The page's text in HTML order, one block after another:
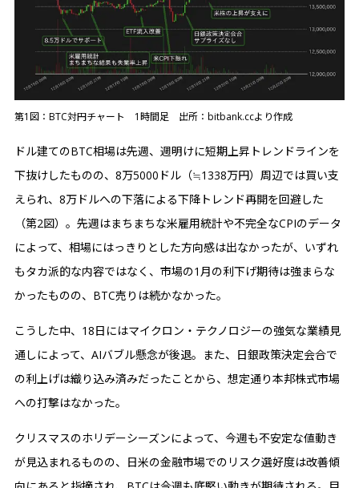
第1図：BTC対円チャート 1時間足 出所：bitbank.ccより作成
ドル建てのBTC相場は先週、週明けに短期上昇トレンドラインを
下抜けしたものの、8万5000ドル（≒1338万円）周辺では買い支
えられ、8万ドルへの下落による下降トレンド再開を回避した
（第2図）。先週はまちまちな米雇用統計や不完全なCPIのデータ
によって、相場にはっきりとした方向感は出なかったが、いずれ
もタカ派的な内容ではなく、市場の1月の利下げ期待は強まらな
かったものの、BTC売りは続かなかった。
こうした中、18日にはマイクロン・テクノロジーの強気な業績見
通しによって、AIバブル懸念が後退。また、日銀政策決定会合で
の利上げは織り込み済みだったことから、想定通り本邦株式市場
への打撃はなかった。
クリスマスのホリデーシーズンによって、今週も不安定な値動き
が見込まれるものの、日米の金融市場でのリスク選好度は改善傾